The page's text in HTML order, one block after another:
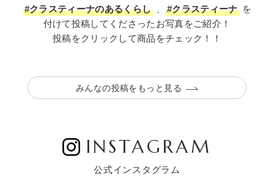
#クラスティーナのあるくらし #クラスティーナを
付けて投稿してくださったお写真をご紹介！
投稿をクリックして商品をチェック！！
みんなの投稿をもっと見る
INSTAGRAM
公式インスタグラム